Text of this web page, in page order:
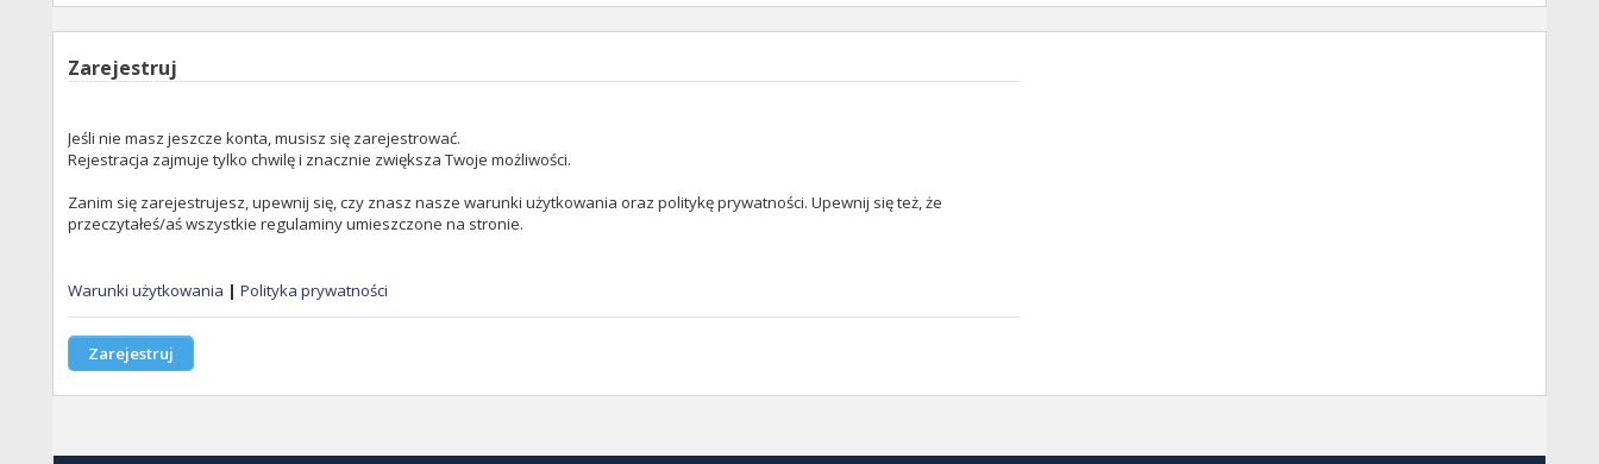
Zarejestruj
Jeśli nie masz jeszcze konta, musisz się zarejestrować.
Rejestracja zajmuje tylko chwilę i znacznie zwiększa Twoje możliwości.
Zanim się zarejestrujesz, upewnij się, czy znasz nasze warunki użytkowania oraz politykę prywatności. Upewnij się też, że
przeczytałeś/aś wszystkie regulaminy umieszczone na stronie.
Warunki użytkowania | Polityka prywatności
Zarejestruj